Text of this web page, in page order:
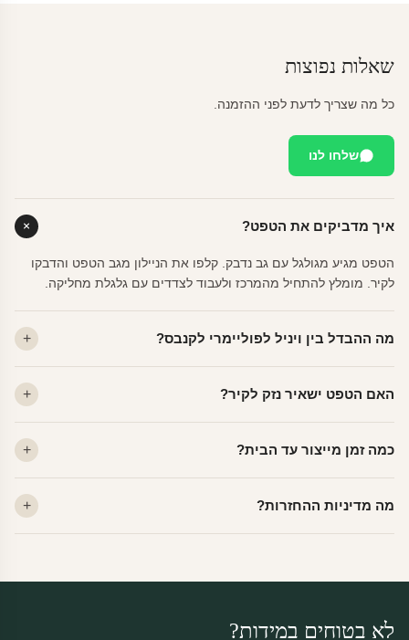
שאלות נפוצות
כל מה שצריך לדעת לפני ההזמנה.
שלחו לנו
איך מדביקים את הטפט?
הטפט מגיע מגולגל עם גב נדבק. קלפו את הניילון מגב הטפט והדבקו
לקיר. מומלץ להתחיל מהמרכז ולעבוד לצדדים עם גלגלת מחליקה.
מה ההבדל בין ויניל לפוליימרי לקנבס?
פרמיום. קנבס — בד אמנותי יוקרתי, מט.
האם הטפט ישאיר נזק לקיר?
מתאים לקיר מטויח, גבס, קרמיקה וזכוכית.
כמה זמן מייצור עד הבית?
יוצאות באותו יום.
מה מדיניות ההחזרות?
לא בטוחים במידות?